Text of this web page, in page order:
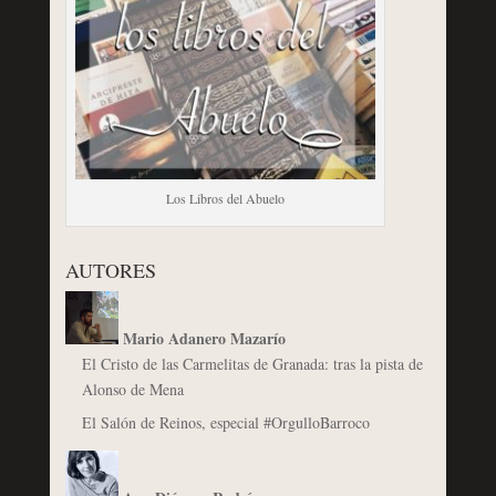
Los Libros del Abuelo
AUTORES
Mario Adanero Mazarío
El Cristo de las Carmelitas de Granada: tras la pista de
Alonso de Mena
El Salón de Reinos, especial #OrgulloBarroco